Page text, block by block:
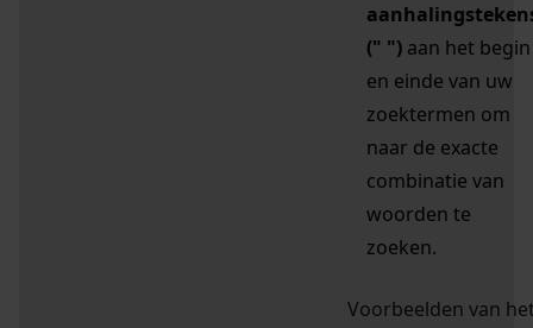
(" ") aan het begin
en einde van uw
zoektermen om
naar de exacte
combinatie van
woorden te
zoeken.
Voorbeelden van